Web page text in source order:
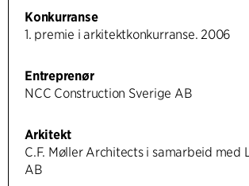
Konkurranse
1. premie i arkitektkonkurranse. 2006
Entreprenør
NCC Construction Sverige AB
Arkitekt
C.F. Møller Architects i samarbeid med
AB